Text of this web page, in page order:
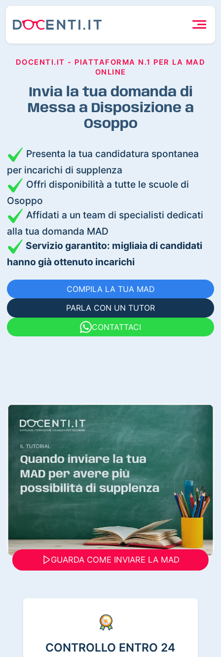
DOCENTI.IT - PIATTAFORMA N.1 PER LA MAD
ONLINE
Invia la tua domanda di
Messa a Disposizione a
Osoppo
Presenta la tua candidatura spontanea
per incarichi di supplenza
Offri disponibilità a tutte le scuole di
Osoppo
Affidati a un team di specialisti dedicati
alla tua domanda MAD
Servizio garantito: migliaia di candidati
hanno già ottenuto incarichi
COMPILA LA TUA MAD
PARLA CON UN TUTOR
CONTATTACI
GUARDA COME INVIARE LA MAD
CONTROLLO ENTRO 24